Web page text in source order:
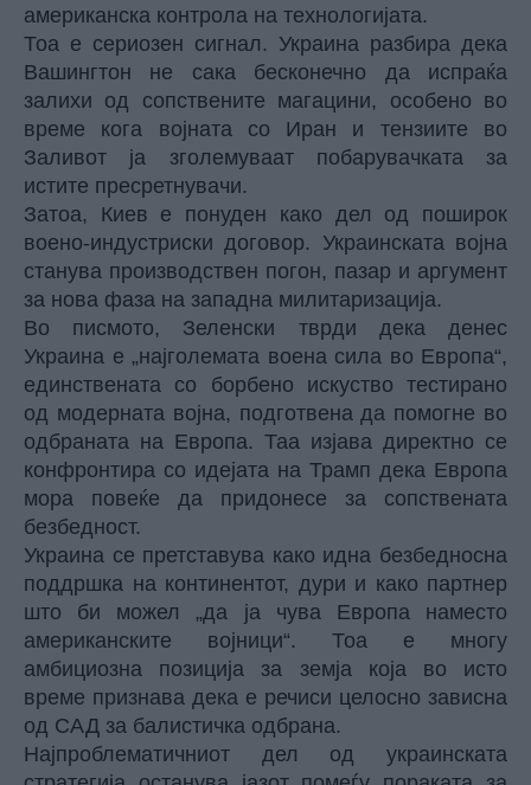
американска контрола на технологијата.
Тоа е сериозен сигнал. Украина разбира дека
Вашингтон не сака бесконечно да испраќа
залихи од сопствените магацини, особено во
време кога војната со Иран и тензиите во
Заливот ја зголемуваат побарувачката за
истите пресретнувачи.
Затоа, Киев е понуден како дел од поширок
воено-индустриски договор. Украинската војна
станува производствен погон, пазар и аргумент
за нова фаза на западна милитаризација.
Во писмото, Зеленски тврди дека денес
Украина е „најголемата воена сила во Европа“,
единствената со борбено искуство тестирано
од модерната војна, подготвена да помогне во
одбраната на Европа. Таа изјава директно се
конфронтира со идејата на Трамп дека Европа
мора повеќе да придонесе за сопствената
безбедност.
Украина се претставува како идна безбедносна
поддршка на континентот, дури и како партнер
што би можел „да ја чува Европа наместо
американските војници“. Тоа е многу
амбициозна позиција за земја која во исто
време признава дека е речиси целосно зависна
од САД за балистичка одбрана.
Најпроблематичниот дел од украинската